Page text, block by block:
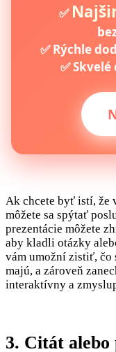
✅
✅ Rýchle
✅
Ak chcete byť istí, že
môžete sa spýtať
prezentácie môžete
aby kladli otázky
vám umožní zistiť, čo
majú, a zároveň
interaktívny a
3. Citát